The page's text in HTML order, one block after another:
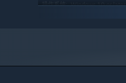
操作系统: Windows 10 or later
DIRECTX 版本: 11